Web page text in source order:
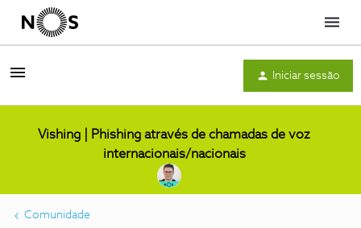
Menu
Iniciar sessão
Vishing | Phishing através de chamadas de voz
internacionais/nacionais
Comunidade